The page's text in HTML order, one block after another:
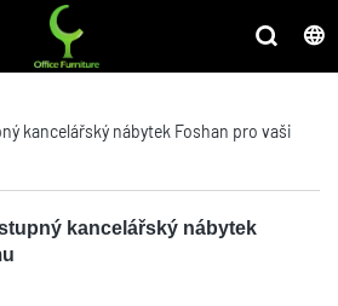
kancelářský nábytek Foshan pro vaši
kancelářský nábytek